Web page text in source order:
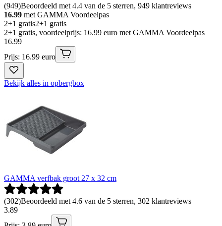
(949)Beoordeeld met 4.4 van de 5 sterren, 949 klantreviews
16.99 met GAMMA Voordeelpas
2+1 gratis2+1 gratis
2+1 gratis, voordeelprijs: 16.99 euro met GAMMA Voordeelpas
16.99
Prijs: 16.99 euro
Bekijk alles in opbergbox
GAMMA verfbak groot 27 x 32 cm
(302)Beoordeeld met 4.6 van de 5 sterren, 302 klantreviews
3.89